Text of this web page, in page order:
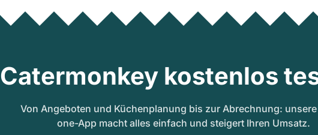
Catermonkey kostenlos
Von Angeboten und Küchenplanung bis zur Abrechnung:
one-App macht alles einfach und steigert Ihren Umsatz.